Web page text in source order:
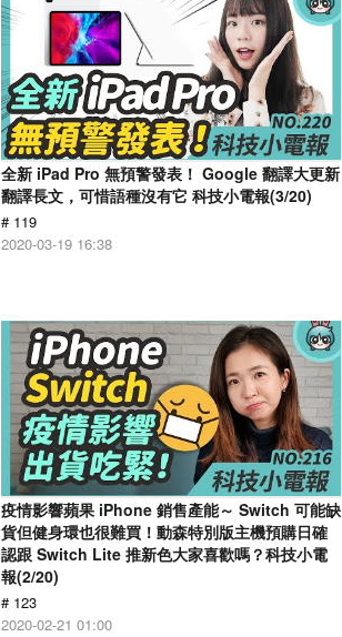
全新 iPad Pro 無預警發表！ Google 翻譯大更新
翻譯長文，可惜語種沒有它 科技小電報(3/20)
# 119
2020-03-19 16:38
疫情影響蘋果 iPhone 銷售產能～ Switch 可能缺
貨但健身環也很難買！動森特別版主機預購日確
認跟 Switch Lite 推新色大家喜歡嗎？科技小電
報(2/20)
# 123
2020-02-21 01:00